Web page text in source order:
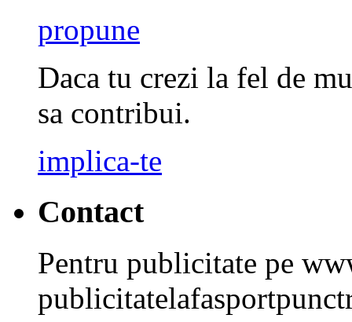
propune
Daca tu crezi la fel de
sa contribui.
implica-te
Contact
Pentru publicitate pe
publicitatelafasportpunct